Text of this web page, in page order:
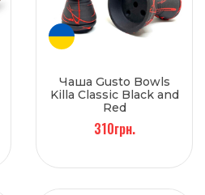
Чаша Gusto Bowls
Killa Classic Black and
Red
310грн.